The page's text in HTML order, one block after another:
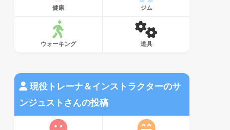
健康 ジム
ウォーキング 道具
現役トレーナ＆インストラクターのサ
ンジュストさんの投稿